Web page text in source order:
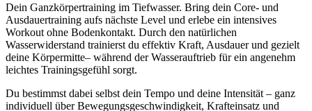
Dein Ganzkörpertraining im Tiefwasser. Bring dein Core- und
Ausdauertraining aufs nächste Level und erlebe ein intensives
Workout ohne Bodenkontakt. Durch den natürlichen
Wasserwiderstand trainierst du effektiv Kraft, Ausdauer und gezielt
deine Körpermitte– während der Wasserauftrieb für ein angenehm
leichtes Trainingsgefühl sorgt.
Du bestimmst dabei selbst dein Tempo und deine Intensität – ganz
individuell über Bewegungsgeschwindigkeit, Krafteinsatz und